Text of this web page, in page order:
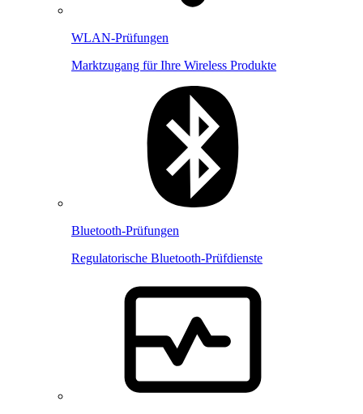
WLAN-Prüfungen
Marktzugang für Ihre Wireless Produkte
Bluetooth-Prüfungen
Regulatorische Bluetooth-Prüfdienste